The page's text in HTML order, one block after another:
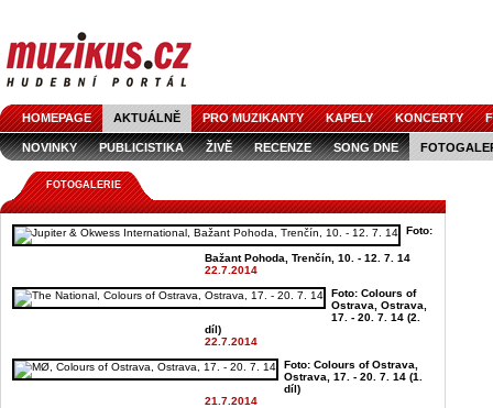
HOMEPAGE AKTUÁLNĚ PRO MUZIKANTY KAPELY KONCERTY
NOVINKY PUBLICISTIKA ŽIVĚ RECENZE SONG DNE
FOTOGALERIE
Foto:
Bažant Pohoda, Trenčín, 10. - 12. 7. 14
22.7.2014
Foto: Colours of
Ostrava, Ostrava,
17. - 20. 7. 14 (2.
díl)
22.7.2014
Foto: Colours of Ostrava,
Ostrava, 17. - 20. 7. 14 (1.
díl)
21.7.2014